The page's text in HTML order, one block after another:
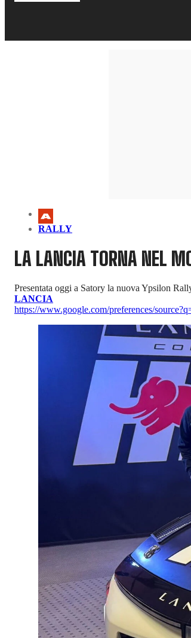
RALLY
LA LANCIA TORNA NEL
Presentata oggi a Satory la nuova Ypsilon
LANCIA
https://www.google.com/preferences/